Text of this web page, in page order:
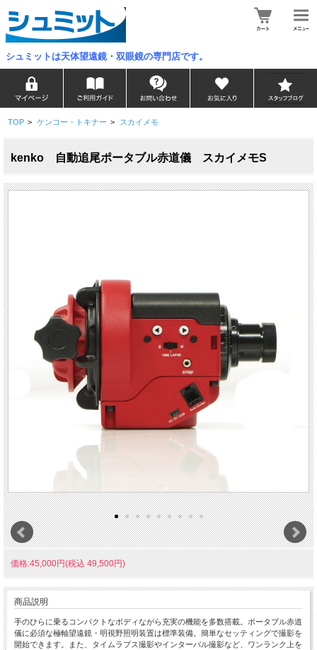
シュミットは天体望遠鏡・双眼鏡の専門店です。
TOP > ケンコー・トキナー > スカイメモ
kenko 自動追尾ポータブル赤道儀 スカイメモS
価格:45,000円(税込 49,500円)
商品説明
手のひらに乗るコンパクトなボディながら充実の機能を多数搭載。ポータブル赤道
儀に必須な極軸望遠鏡・明視野照明装置は標準装備。簡単なセッティングで撮影を
開始できます。また、タイムラプス撮影やインターバル撮影など、ワンランク上を